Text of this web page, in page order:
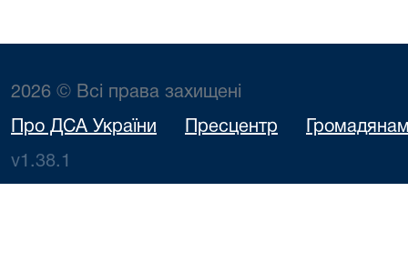
2026 © Всі права захищені
Про ДСА України Пресцентр
v1.38.1